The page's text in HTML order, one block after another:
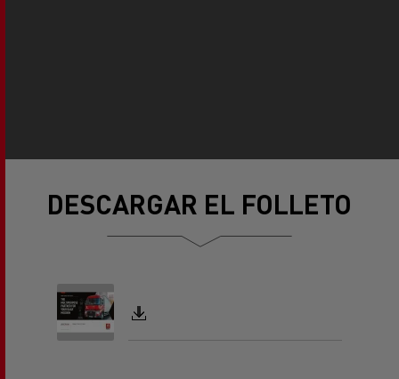
DESCARGAR EL FOLLETO
Document